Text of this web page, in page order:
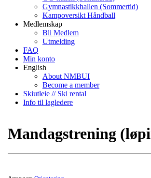
Gymnastikkhallen (Sommertid)
Kampoversikt Håndball
Medlemskap
Bli Medlem
Utmelding
FAQ
Min konto
English
About NMBUI
Become a member
Skiutleie // Ski rental
Info til lagledere
Mandagstrening